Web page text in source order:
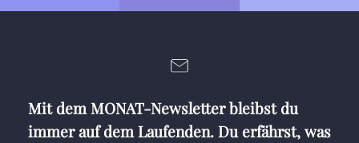
Mit dem MONAT-Newsletter bleibst du
immer auf dem Laufenden. Du erfährst, was